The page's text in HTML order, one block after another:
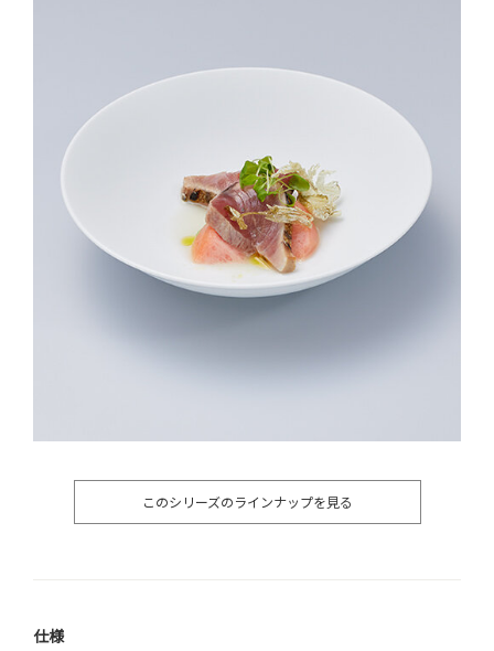
このシリーズのラインナップを見る
仕様